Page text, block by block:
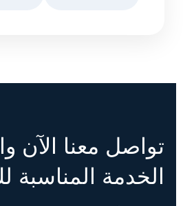
تواصل معنا
الخدمة المناسبة